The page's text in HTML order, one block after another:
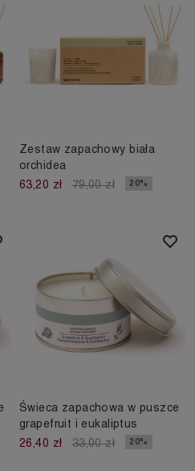
Zestaw zapachowy biała
orchidea
63,20 zł
79,00 zł 20%
Świeca zapachowa w puszce
grapefruit i eukaliptus
26,40 zł
33,00 zł 20%